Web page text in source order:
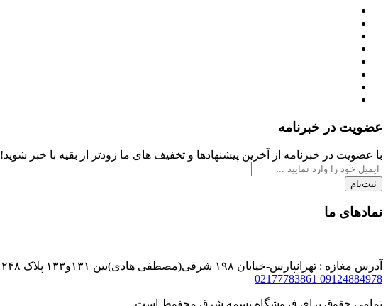
عضویت در خبرنامه
با عضویت در خبرنامه از آخرین پیشنهادها و تخفیف های ما زودتر از بقیه با خبر شوید!
ثبت‌نام
نمادهای ما
آدرس مغازه : تهرانپارس-خیابان ۱۹۸ شرقی(مصطفی هادی)بین ۱۳۱و۱۳۳ پلاک ۲۴۸
09124884978
02177783861
تمامی حقوق برای فروشگاه تسمه شرق محفوظ است.